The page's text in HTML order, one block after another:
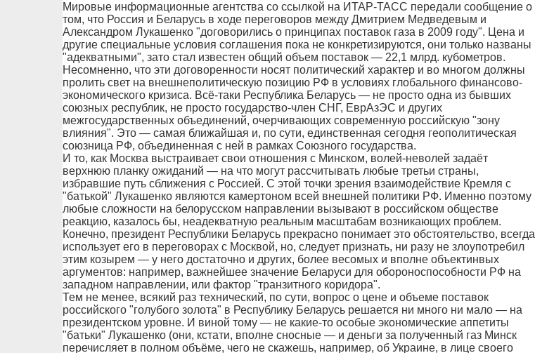
Мировые информационные агентства со ссылкой на ИТАР-ТАСС передали сообщение о
том, что Россия и Беларусь в ходе переговоров между Дмитрием Медведевым и
Александром Лукашенко "договорились о принципах поставок газа в 2009 году". Цена и
другие специальные условия соглашения пока не конкретизируются, они только названы
"адекватными", зато стал известен общий объем поставок — 22,1 млрд. кубометров.
Несомненно, что эти договоренности носят политический характер и во многом должны
пролить свет на внешнеполитическую позицию РФ в условиях глобального финансово-
экономического кризиса. Всё-таки Республика Беларусь — не просто одна из бывших
союзных республик, не просто государство-член СНГ, ЕврАзЭС и других
межгосударственных объединений, очерчивающих современную российскую "зону
влияния". Это — самая ближайшая и, по сути, единственная сегодня геополитическая
союзница РФ, объединенная с ней в рамках Союзного государства.
И то, как Москва выстраивает свои отношения с Минском, волей-неволей задаёт
верхнюю планку ожиданий — на что могут рассчитывать любые третьи страны,
избравшие путь сближения с Россией. С этой точки зрения взаимодействие Кремля с
"батькой" Лукашенко являются камертоном всей внешней политики РФ. Именно поэтому
любые сложности на белорусском направлении вызывают в российском обществе
реакцию, казалось бы, неадекватную реальным масштабам возникающих проблем.
Конечно, президент Республики Беларусь прекрасно понимает это обстоятельство, всегда
использует его в переговорах с Москвой, но, следует признать, ни разу не злоупотребил
этим козырем — у него достаточно и других, более весомых и вполне объектинвых
аргументов: например, важнейшее значение Беларуси для обороноспособности РФ на
западном направлении, или фактор "транзитного коридора".
Тем не менее, всякий раз технический, по сути, вопрос о цене и объеме поставок
российского "голубого золота" в Республику Беларусь решается ни много ни мало — на
президентском уровне. И виной тому — не какие-то особые экономические аппетиты
"батьки" Лукашенко (они, кстати, вполне сносные — и деньги за полученный газ Минск
перечисляет в полном объёме, чего не скажешь, например, об Украине, в лице своего